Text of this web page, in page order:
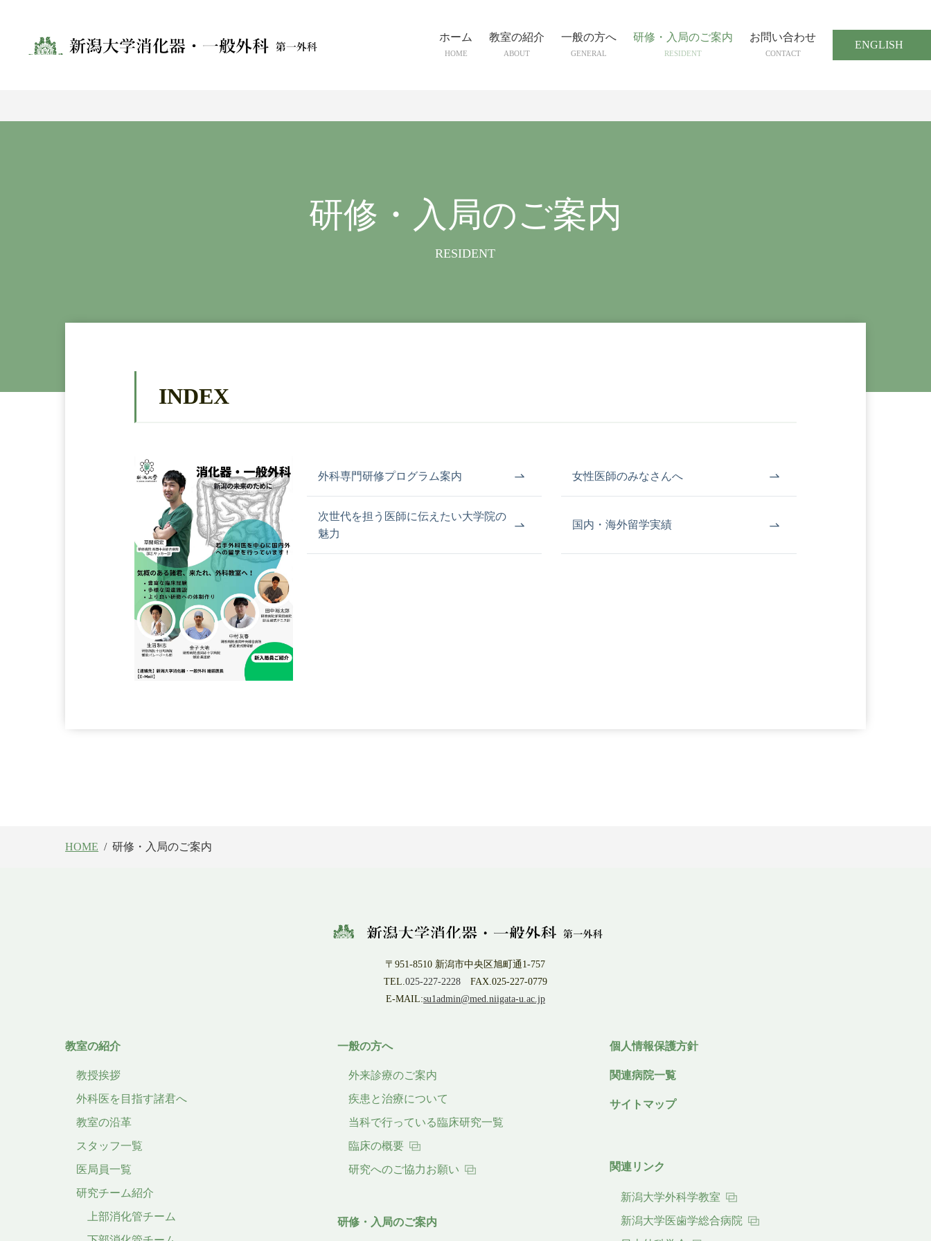
ホーム
HOME
教室の紹介
ABOUT
一般の方へ
GENERAL
研修・入局のご案内
RESIDENT
お問い合わせ
CONTACT
ENGLISH
研修・入局のご案内
INDEX
外科専門研修プログラム案内 女性医師のみなさんへ
次世代を担う医師に伝えたい大学院の
魅力
国内・海外留学実績
HOME 研修・入局のご案内
〒951-8510 新潟市中央区旭町通1-757
TEL.025-227-2228
FAX.025-227-0779
E-MAIL:su1admin@med.niigata-u.ac.jp
教室の紹介
教授挨拶
外科医を目指す諸君へ
教室の沿革
スタッフ一覧
医局員一覧
研究チーム紹介
上部消化管チーム
一般の方へ
外来診療のご案内
疾患と治療について
当科で行っている臨床研究一覧
臨床の概要
研究へのご協力お願い
研修・入局のご案内
個人情報保護方針
関連病院一覧
サイトマップ
関連リンク
新潟大学外科学教室
新潟大学医歯学総合病院